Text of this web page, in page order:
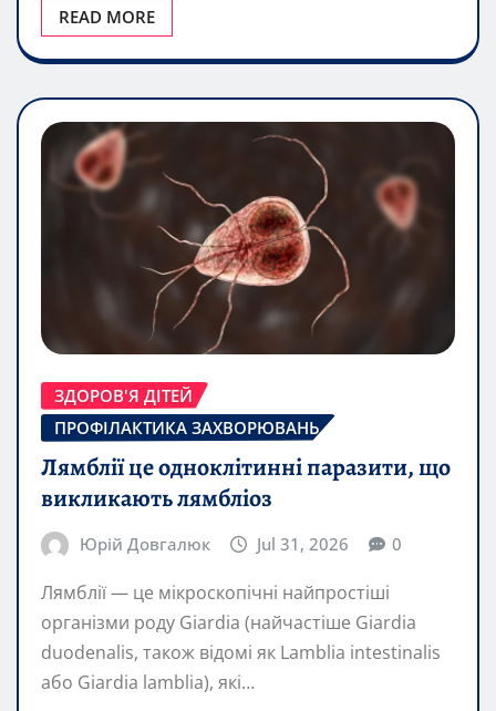
READ MORE
ЗДОРОВ'Я ДІТЕЙ
ПРОФІЛАКТИКА ЗАХВОРЮВАНЬ
Лямблії це одноклітинні паразити, що
викликають лямбліоз
Юрій Довгалюк Jul 31, 2026 0
Лямблії — це мікроскопічні найпростіші
організми роду Giardia (найчастіше Giardia
duodenalis, також відомі як Lamblia intestinalis
або Giardia lamblia), які…